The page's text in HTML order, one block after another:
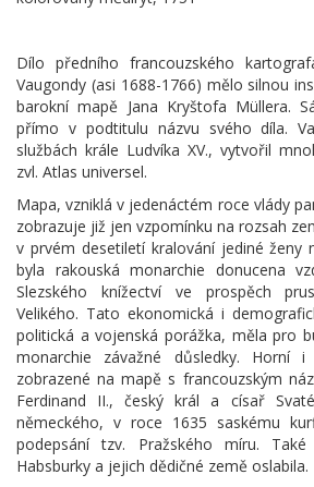
Dílo předního francouzského
Vaugondy (asi 1688-1766) mělo silnou
barokní mapě Jana Kryštofa Müllera.
přímo v podtitulu názvu svého díla.
službách krále Ludvíka XV., vytvořil
zvl. Atlas universel.
Mapa, vzniklá v jedenáctém roce vlády
zobrazuje již jen vzpomínku na rozsah
v prvém desetiletí kralování jediné ženy
byla rakouská monarchie donucena
Slezského knížectví ve prospěch
Velikého. Tato ekonomická i
politická a vojenská porážka, měla pro
monarchie závažné důsledky. Horní
zobrazené na mapě s francouzským
Ferdinand II., český král a císař
německého, v roce 1635 saskému
podepsání tzv. Pražského míru.
Habsburky a jejich dědičné země oslabila.